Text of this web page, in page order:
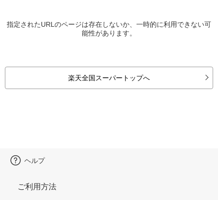
指定されたURLのページは存在しないか、一時的に利用できない可
能性があります。
楽天全国スーパートップへ
ヘルプ
ご利用方法